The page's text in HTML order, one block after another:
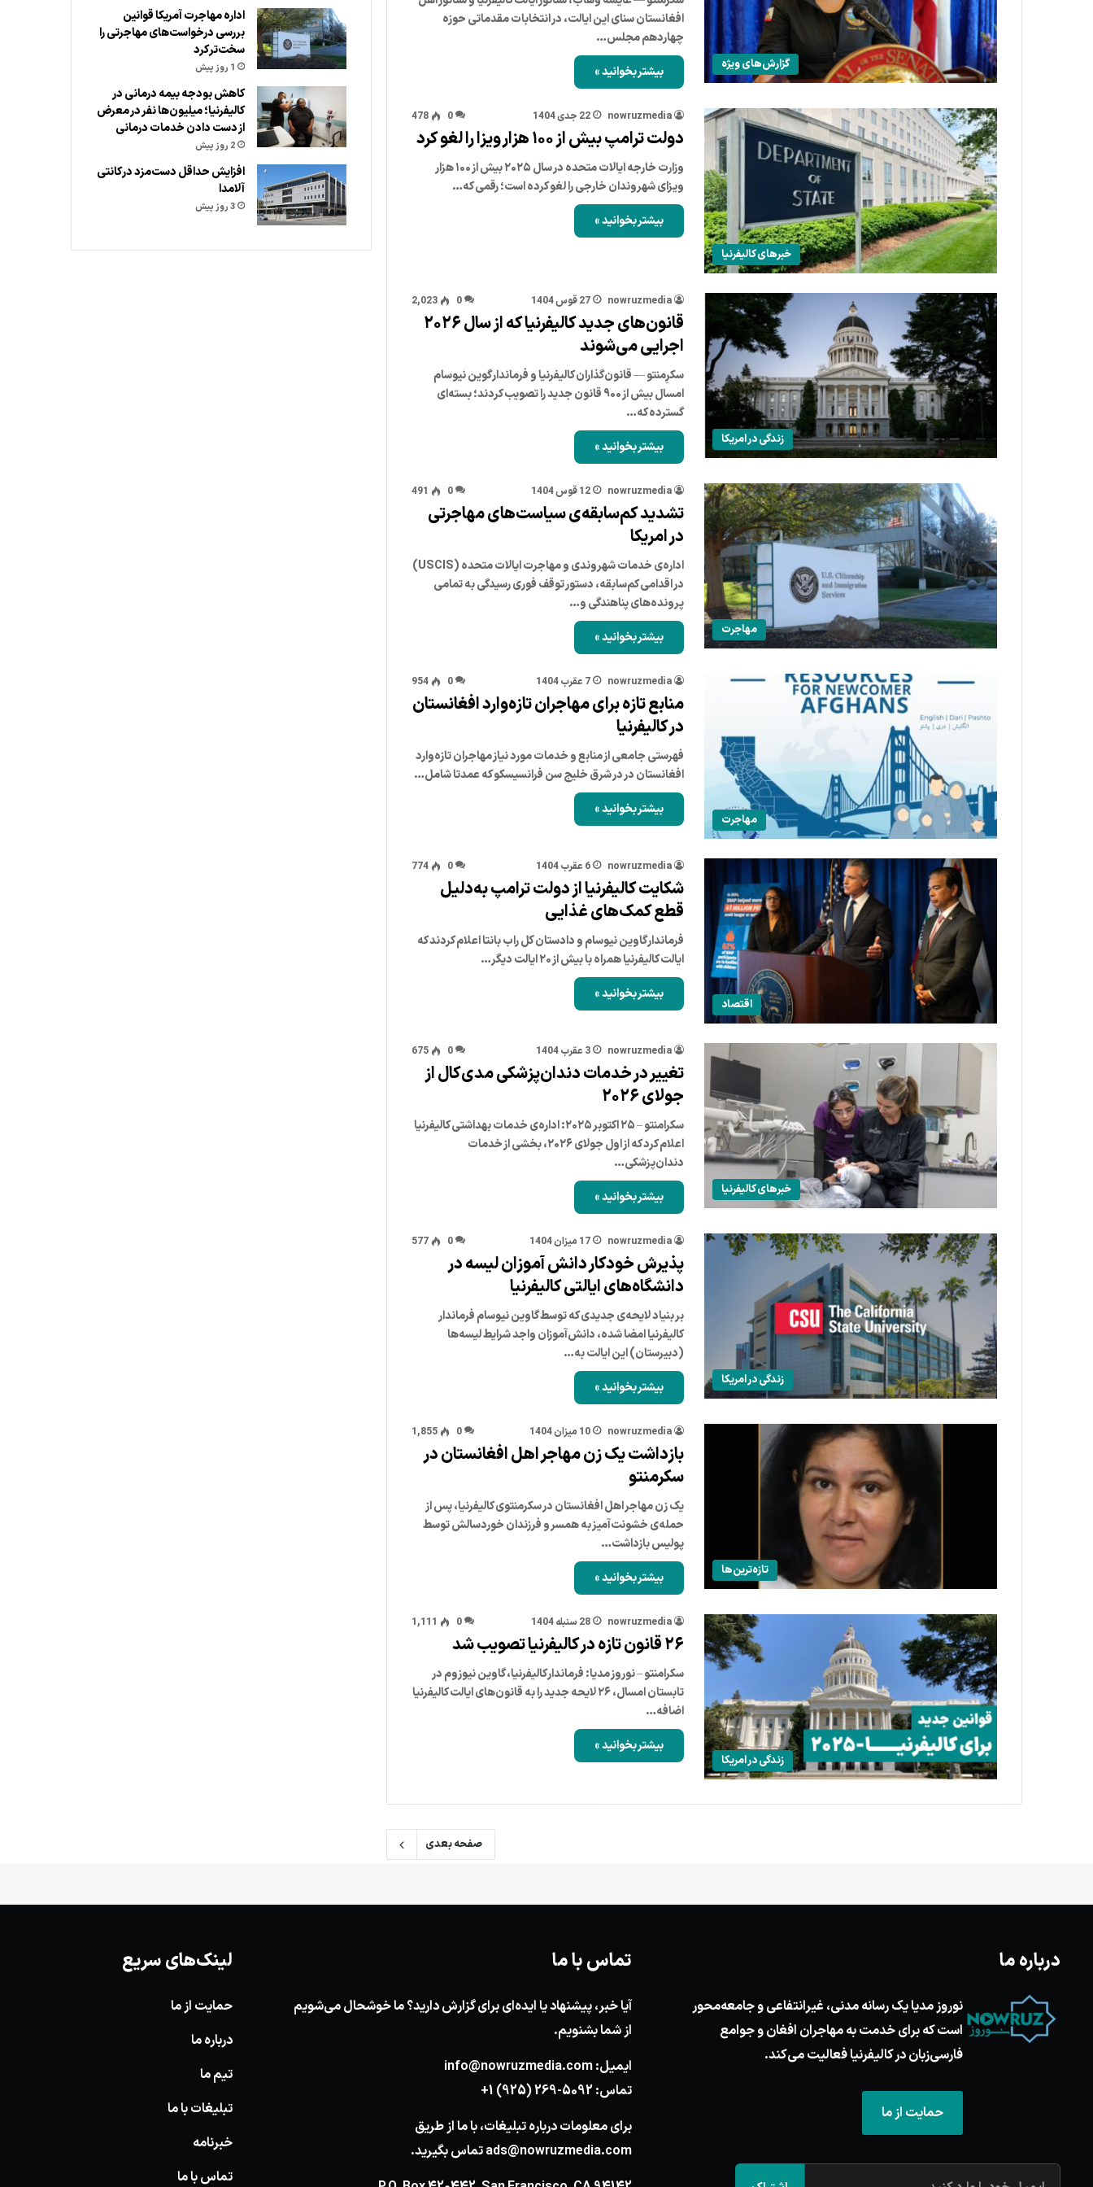
گزارش‌های ویژه
افغانستان سنای این ایالت، در انتخابات مقدماتی حوزه
چهاردهم مجلس…
بیشتر بخوانید »
خبرهای کالیفرنیا
nowruzmedia 22 جدی 1404 0
478
دولت ترامپ بیش از ۱۰۰ هزار ویزا را لغو کرد
وزارت خارجه ایالات متحده در سال ۲۰۲۵ بیش از ۱۰۰ هزار
ویزای شهروندان خارجی را لغو کرده است؛ رقمی که…
بیشتر بخوانید »
زندگی در امریکا
nowruzmedia 27 قوس 1404 0
2,023
قانون‌های جدید کالیفرنیا که از سال ۲۰۲۶
اجرایی می‌شوند
سکرِمنتو — قانون‌گذاران کالیفرنیا و فرماندار گوین نیوسام
امسال بیش از ۹۰۰ قانون جدید را تصویب کردند؛ بسته‌ای
گسترده که…
بیشتر بخوانید »
مهاجرت
nowruzmedia 12 قوس 1404 0
491
تشدید کم‌سابقه‌ی سیاست‌های مهاجرتی
در امریکا
اداره‌ی خدمات شهروندی و مهاجرت ایالات متحده (USCIS)
در اقدامی کم‌سابقه، دستور توقف فوری رسیدگی به تمامی
پرونده‌های پناهندگی و…
بیشتر بخوانید »
مهاجرت
nowruzmedia 7 عقرب 1404 0
954
منابع تازه برای مهاجران تازه‌وارد افغانستان
در کالیفرنیا
فهرستی جامعی از منابع و خدمات مورد نیاز مهاجران تازه‌وارد
افغانستان در در شرق خلیج سن فرانسیسکو که عمدتا شامل…
بیشتر بخوانید »
اقتصاد
nowruzmedia 6 عقرب 1404 0
774
شکایت کالیفرنیا از دولت ترامپ به‌دلیل
قطع کمک‌های غذایی
فرماندار گاوین نیوسام و دادستان کل راب بانتا اعلام کردند که
ایالت کالیفرنیا همراه با بیش از ۲۰ ایالت دیگر…
بیشتر بخوانید »
خبرهای کالیفرنیا
nowruzmedia 3 عقرب 1404 0
675
تغییر در خدمات دندان‌پزشکی مدی‌کال از
جولای ۲۰۲۶
سکرامنتو – ۲۵ اکتوبر ۲۰۲۵: اداره‌ی خدمات بهداشتی کالیفرنیا
اعلام کرد که از اول جولای ۲۰۲۶، بخشی از خدمات
دندان‌پزشکی…
بیشتر بخوانید »
زندگی در امریکا
nowruzmedia 17 میزان 1404 0
577
پذیرش خودکار دانش آموزان لیسه در
دانشگاه‌های ایالتی کالیفرنیا
بر بنیاد لایحه‌ی جدیدی که توسط گاوین نیوسام فرماندار
کالیفرنیا امضا شده، دانش‌آموزان واجد شرایط لیسه‌ها
(دبیرستان) این ایالت به…
بیشتر بخوانید »
تازه‌ترین‌ها
nowruzmedia 10 میزان 1404 0
1,855
بازداشت یک زن مهاجر اهل افغانستان در
سکرمنتو
یک زن مهاجر اهل افغانستان در سکرمنتوی کالیفرنیا، پس از
حمله‌ی خشونت‌آمیز به همسر و فرزندان خوردسالش توسط
پولیس بازداشت…
بیشتر بخوانید »
زندگی در امریکا
nowruzmedia 28 سنبله 1404 0
1,111
۲۶ قانون تازه در کالیفرنیا تصویب شد
سکرامنتو – نوروز مدیا: فرماندار کالیفرنیا، گاوین نیوزوم در
تابستان امسال، ۲۶ لایحه جدید را به قانون‌های ایالت کالیفرنیا
اضافه…
بیشتر بخوانید »
صفحه بعدی
اداره مهاجرت آمریکا قوانین
بررسی درخواست‌های مهاجرتی را
سخت‌تر کرد
1 روز پیش
کاهش بودجه بیمه درمانی در
کالیفرنیا؛ میلیون‌ها نفر در معرض
از دست دادن خدمات درمانی
2 روز پیش
افزایش حداقل دست‌مزد در کانتی
آلامدا
3 روز پیش
درباره ما
نوروز مدیا یک رسانه مدنی، غیرانتفاعی و جامعه‌محور
است که برای خدمت به مهاجران افغان و جوامع
فارسی‌زبان در کالیفرنیا فعالیت می‌کند.
حمایت از ما
تماس با ما
آیا خبر، پیشنهاد یا ایده‌ای برای گزارش دارید؟ ما خوشحال می‌شویم
از شما بشنویم.
ایمیل:info@nowruzmedia.com
تماس:+1 (925) 269-5092
برای معلومات درباره تبلیغات، با ما از طریق
ads@nowruzmedia.comتماس بگیرید.
لینک‌های سریع
حمایت از ما
درباره ما
تیم ما
تبلیغات با ما
خبرنامه
تماس با ما